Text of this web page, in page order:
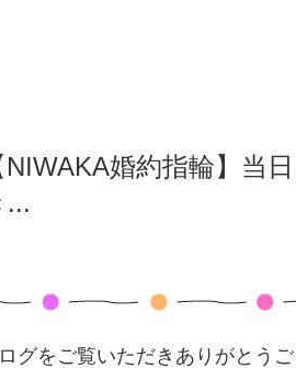
NIWAKA婚約指輪】当
...
グをご覧いただきありがとう